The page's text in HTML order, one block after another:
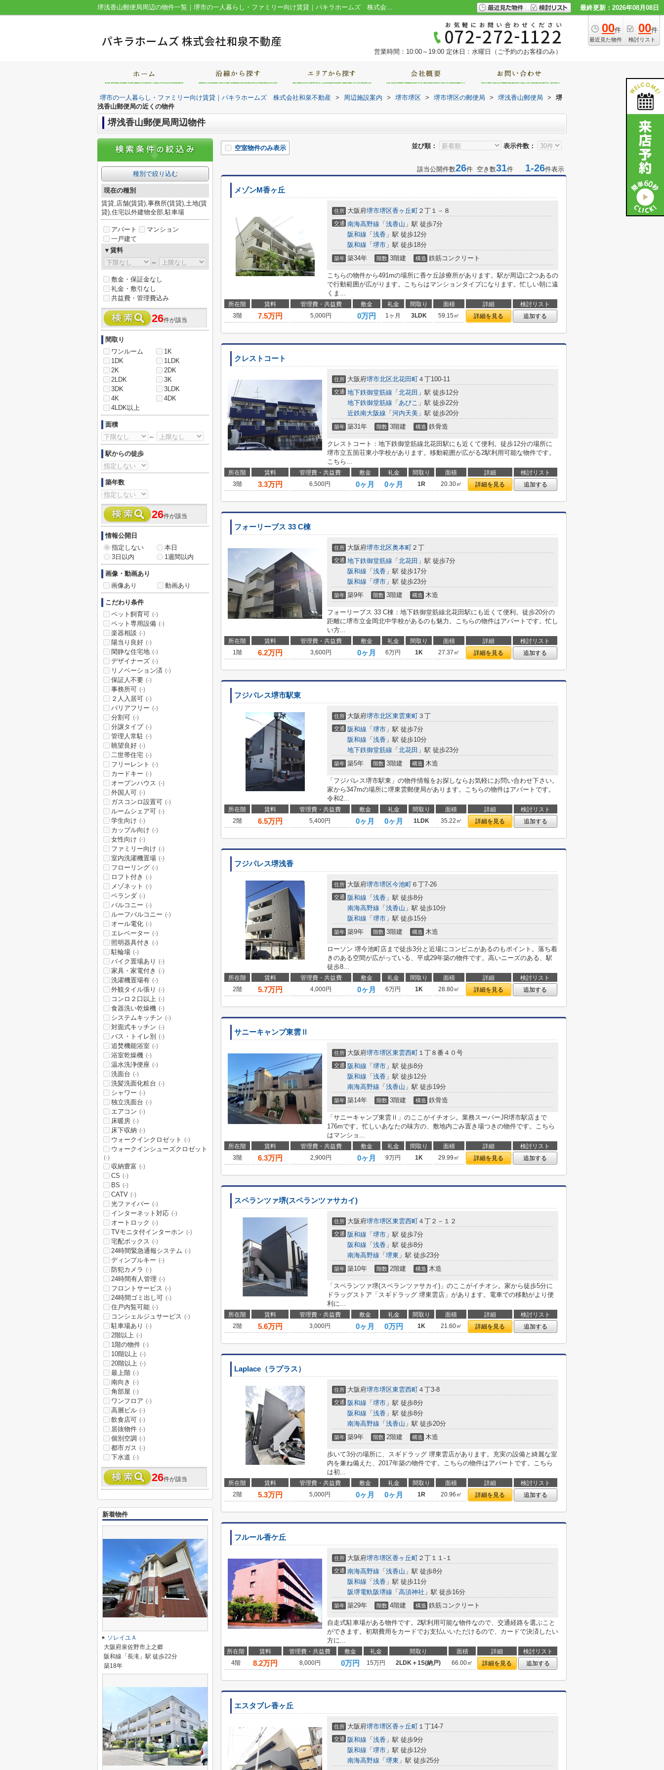
堺浅香山郵便局周辺の物件一覧｜堺市の一人暮らし・ファミリー向け賃貸｜パキラホームズ 株式会社和泉不動産 最終更新：2026年08月08日
00件
最近見た物件
00件
検討リスト
営業時間：10:00～19:00 定休日：水曜日（ご予約のお客様のみ）
堺市の一人暮らし・ファミリー向け賃貸｜パキラホームズ 株式会社和泉不動産 > 周辺施設案内 > 堺市堺区 > 堺市堺区の郵便局 > 堺浅香山郵便局 >
堺
浅香山郵便局の近くの物件
堺浅香山郵便局周辺物件
並び順： 表示件数：
空室物件のみ表示
該当公開件数26件 空き数31件 1-26件表示
メゾンM香ヶ丘
住所 大阪府堺市堺区香ヶ丘町 ２丁１－８
交通 南海高野線 「 浅香山 」駅 徒歩7分
阪和線 「 浅香 」駅 徒歩12分
阪和線 「 堺市 」駅 徒歩18分
築年 築34年 階数 3階建 構造 鉄筋コンクリート
こちらの物件から491mの場所に香ケ丘診療所があります。駅が周辺に2つあるの
で行動範囲が広がります。こちらはマンションタイプになります。忙しい朝に遠
くま...
所在階 賃料 管理費・共益費 敷金 礼金 間取り 面積 詳細
検討リスト
3階
7.5万円 5,000円 0万円 1ヶ月 3LDK 59.15㎡ 詳細を見る 追加する
クレストコート
住所 大阪府堺市北区北花田町 ４丁100-11
交通 地下鉄御堂筋線 「 北花田 」駅 徒歩12分
地下鉄御堂筋線 「 あびこ 」駅 徒歩22分
近鉄南大阪線 「 河内天美 」駅 徒歩20分
築年 築31年 階数 3階建 構造 鉄骨造
クレストコート：地下鉄御堂筋線北花田駅にも近くて便利。徒歩12分の場所に
堺市立五箇荘東小学校があります。移動範囲が広がる2駅利用可能な物件です。
こちら...
所在階 賃料 管理費・共益費 敷金 礼金 間取り 面積 詳細
検討リスト
3階
3.3万円 6,500円 0ヶ月 0ヶ月 1R 20.30㎡ 詳細を見る 追加する
フォーリーブス 33 C棟
住所 大阪府堺市北区奥本町 ２丁
交通 地下鉄御堂筋線 「 北花田 」駅 徒歩7分
阪和線 「 浅香 」駅 徒歩17分
阪和線 「 堺市 」駅 徒歩23分
築年 築9年 階数 3階建 構造 木造
フォーリーブス 33 C棟：地下鉄御堂筋線北花田駅にも近くて便利。徒歩20分の
距離に堺市立金岡北中学校があるのも魅力。こちらの物件はアパートです。忙し
い方...
所在階 賃料 管理費・共益費 敷金 礼金 間取り 面積 詳細
検討リスト
1階
6.2万円 3,600円 0ヶ月 6万円 1K 27.37㎡ 詳細を見る 追加する
フジパレス堺市駅東
住所 大阪府堺市北区東雲東町 ３丁
交通 阪和線 「 堺市 」駅 徒歩7分
阪和線 「 浅香 」駅 徒歩10分
地下鉄御堂筋線 「 北花田 」駅 徒歩23分
築年 築5年 階数 3階建 構造 木造
「フジパレス堺市駅東」の物件情報をお探しならお気軽にお問い合わせ下さい。
家から347mの場所に堺東雲郵便局があります。こちらの物件はアパートです。
令和2...
所在階 賃料 管理費・共益費 敷金 礼金 間取り 面積 詳細
検討リスト
2階
6.5万円 5,400円 0ヶ月 0ヶ月 1LDK 35.22㎡ 詳細を見る 追加する
フジパレス堺浅香
住所 大阪府堺市堺区今池町 ６丁7-26
交通 阪和線 「 浅香 」駅 徒歩8分
南海高野線 「 浅香山 」駅 徒歩10分
阪和線 「 堺市 」駅 徒歩15分
築年 築9年 階数 3階建 構造 木造
ローソン 堺今池町店まで徒歩3分と近場にコンビニがあるのもポイント。落ち着
きのある空間が広がっている、平成29年築の物件です。高いニーズのある、駅
徒歩8...
所在階 賃料 管理費・共益費 敷金 礼金 間取り 面積 詳細
検討リスト
2階
5.7万円 4,000円 0ヶ月 6万円 1K 28.80㎡ 詳細を見る 追加する
サニーキャンプ東雲Ⅱ
住所 大阪府堺市堺区東雲西町 １丁８番４０号
交通 阪和線 「 堺市 」駅 徒歩8分
阪和線 「 浅香 」駅 徒歩12分
南海高野線 「 浅香山 」駅 徒歩19分
築年 築14年 階数 3階建 構造 鉄骨造
「サニーキャンプ東雲Ⅱ」のここがイチオシ。業務スーパーJR堺市駅店まで
176mです。忙しいあなたの味方の、敷地内ごみ置き場つきの物件です。こちら
はマンショ...
所在階 賃料 管理費・共益費 敷金 礼金 間取り 面積 詳細
検討リスト
3階
6.3万円 2,900円 0ヶ月 9万円 1K 29.99㎡ 詳細を見る 追加する
スペランツァ堺(スペランツァサカイ)
住所 大阪府堺市堺区東雲西町 ４丁２－１２
交通 阪和線 「 堺市 」駅 徒歩7分
阪和線 「 浅香 」駅 徒歩8分
南海高野線 「 堺東 」駅 徒歩23分
築年 築10年 階数 2階建 構造 木造
「スペランツァ堺(スペランツァサカイ)」のここがイチオシ。家から徒歩5分に
ドラッグストア「スギドラッグ 堺東雲店」があります。電車での移動がより便
利に...
所在階 賃料 管理費・共益費 敷金 礼金 間取り 面積 詳細
検討リスト
2階
5.6万円 3,000円 0ヶ月 0万円 1K 21.60㎡ 詳細を見る 追加する
Laplace（ラプラス）
住所 大阪府堺市堺区東雲西町 ４丁3-8
交通 阪和線 「 堺市 」駅 徒歩8分
阪和線 「 浅香 」駅 徒歩8分
南海高野線 「 浅香山 」駅 徒歩20分
築年 築9年 階数 2階建 構造 木造
歩いて3分の場所に、スギドラッグ 堺東雲店があります。充実の設備と綺麗な室
内を兼ね備えた、2017年築の物件です。こちらの物件はアパートです。こちら
は初...
所在階 賃料 管理費・共益費 敷金 礼金 間取り 面積 詳細
検討リスト
2階
5.3万円 5,000円 0ヶ月 0ヶ月 1R 20.96㎡ 詳細を見る 追加する
フルール香ケ丘
住所 大阪府堺市堺区香ヶ丘町 ２丁１１-１
交通 南海高野線 「 浅香山 」駅 徒歩8分
阪和線 「 浅香 」駅 徒歩11分
阪堺電軌阪堺線 「 高須神社 」駅 徒歩16分
築年 築29年 階数 4階建 構造 鉄筋コンクリート
自走式駐車場がある物件です。2駅利用可能な物件なので、交通経路を選ぶこと
ができます。初期費用をカードでお支払いいただけるので、カードで決済したい
方に...
所在階 賃料 管理費・共益費 敷金 礼金 間取り 面積 詳細
検討リスト
4階
8.2万円 8,000円 0万円 15万円 2LDK＋1S(納戸) 66.00㎡ 詳細を見る 追加する
エスタブレ香ヶ丘
住所 大阪府堺市堺区香ヶ丘町 １丁14-7
交通 阪和線 「 浅香 」駅 徒歩9分
阪和線 「 堺市 」駅 徒歩12分
南海高野線 「 堺東 」駅 徒歩25分
種別で絞り込む
現在の種別
賃貸,店舗(賃貸),事務所(賃貸),土地(賃
貸),住宅以外建物全部,駐車場
アパート
マンション
一戸建て
▼賃料
～
敷金・保証金なし
礼金・敷引なし
共益費・管理費込み
26件が該当
間取り
ワンルーム
1K
1DK
1LDK
2K
2DK
2LDK
3K
3DK
3LDK
4K
4DK
4LDK以上
面積
～
駅からの徒歩
築年数
26件が該当
情報公開日
指定しない
本日
3日以内
1週間以内
画像・動画あり
画像あり
動画あり
こだわり条件
ペット飼育可 (-)
ペット専用設備 (-)
楽器相談 (-)
陽当り良好 (-)
閑静な住宅地 (-)
デザイナーズ (-)
リノベーション済 (-)
保証人不要 (-)
事務所可 (-)
２人入居可 (-)
バリアフリー (-)
分割可 (-)
分譲タイプ (-)
管理人常駐 (-)
眺望良好 (-)
二世帯住宅 (-)
フリーレント (-)
カードキー (-)
オープンハウス (-)
外国人可 (-)
ガスコンロ設置可 (-)
ルームシェア可 (-)
学生向け (-)
カップル向け (-)
女性向け (-)
ファミリー向け (-)
室内洗濯機置場 (-)
フローリング (-)
ロフト付き (-)
メゾネット (-)
ベランダ (-)
バルコニー (-)
ルーフバルコニー (-)
オール電化 (-)
エレベーター (-)
照明器具付き (-)
駐輪場 (-)
バイク置場あり (-)
家具・家電付き (-)
洗濯機置場有 (-)
外観タイル張り (-)
コンロ２口以上 (-)
食器洗い乾燥機 (-)
システムキッチン (-)
対面式キッチン (-)
バス・トイレ別 (-)
追焚機能浴室 (-)
浴室乾燥機 (-)
温水洗浄便座 (-)
洗面台 (-)
洗髪洗面化粧台 (-)
シャワー (-)
独立洗面台 (-)
エアコン (-)
床暖房 (-)
床下収納 (-)
ウォークインクロゼット (-)
ウォークインシューズクロゼット
(-)
収納豊富 (-)
CS (-)
BS (-)
CATV (-)
光ファイバー (-)
インターネット対応 (-)
オートロック (-)
TVモニタ付インターホン (-)
宅配ボックス (-)
24時間緊急通報システム (-)
ディンプルキー (-)
防犯カメラ (-)
24時間有人管理 (-)
フロントサービス (-)
24時間ゴミ出し可 (-)
住戸内覧可能 (-)
コンシェルジュサービス (-)
駐車場あり (-)
2階以上 (-)
1階の物件 (-)
10階以上 (-)
20階以上 (-)
最上階 (-)
南向き (-)
角部屋 (-)
ワンフロア (-)
高層ビル (-)
飲食店可 (-)
居抜物件 (-)
個別空調 (-)
都市ガス (-)
下水道 (-)
26件が該当
新着物件
ソレイユＡ
大阪府泉佐野市上之郷
阪和線「長滝」駅 徒歩22分
築18年